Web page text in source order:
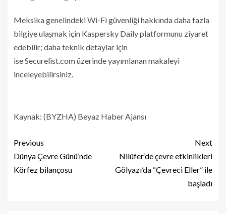
Meksika genelindeki Wi-Fi güvenliği hakkında daha fazla
bilgiye ulaşmak için Kaspersky Daily platformunu ziyaret
edebilir; daha teknik detaylar için
ise Securelist.com üzerinde yayımlanan makaleyi
inceleyebilirsiniz.
Kaynak: (BYZHA) Beyaz Haber Ajansı
Previous
Dünya Çevre Günü’nde
Körfez bilançosu
Next
Nilüfer’de çevre etkinlikleri
Gölyazı’da “Çevreci Eller” ile
başladı